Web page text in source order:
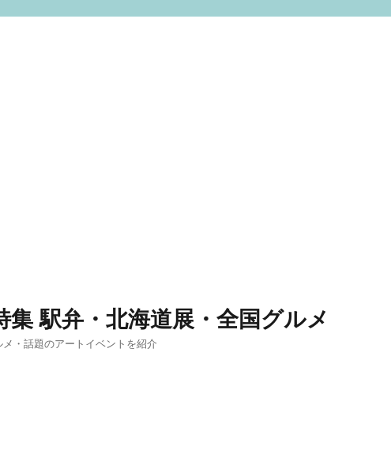
駅弁・北海道展・全国グルメ
・話題のアートイベントを紹介